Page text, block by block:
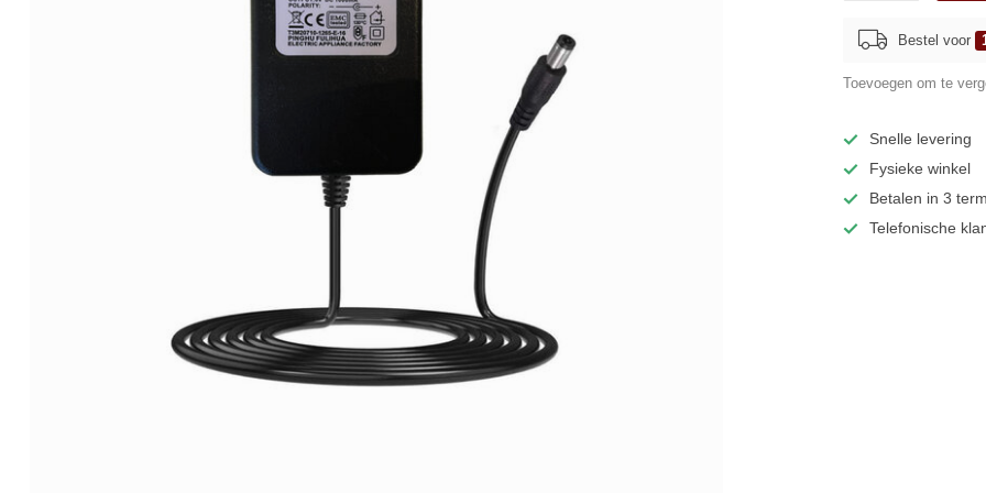
Bestel voor
Toevoegen om te
Snelle levering
Fysieke winkel
Betalen in 3
Telefonische